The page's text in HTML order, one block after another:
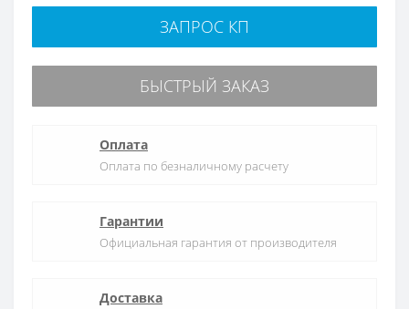
ЗАПРОС КП
БЫСТРЫЙ ЗАКАЗ
Оплата
Оплата по безналичному расчету
Гарантии
Официальная гарантия от производителя
Доставка